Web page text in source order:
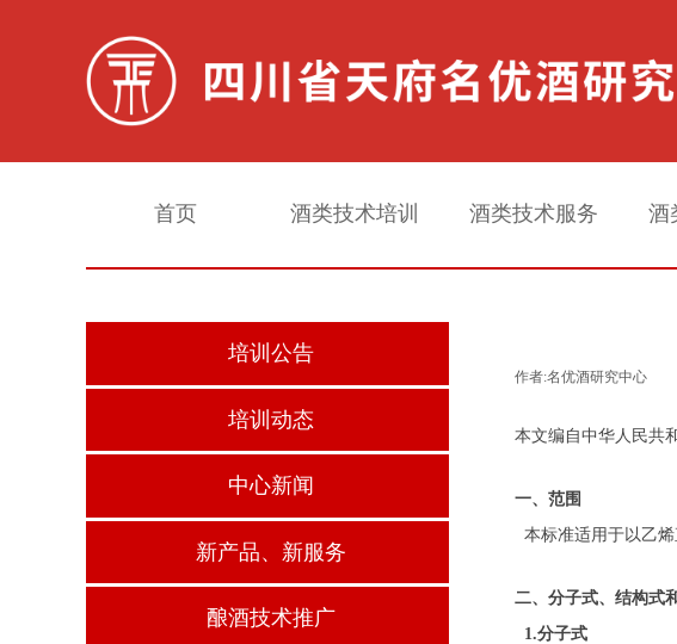
首页 酒类技术培训 酒类技术服务 酒
作者:名优酒研究中心
本文编自中华人民共
一、范围
本标准适用于以乙
二、分子式、结构式
1.分子式
培训公告
培训动态
中心新闻
新产品、新服务
酿酒技术推广